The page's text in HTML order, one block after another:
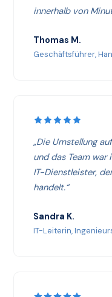
innerhalb von
Thomas M.
Geschäftsführer,
„Die Umstellung
und das Team war
IT-Dienstleister,
handelt.“
Sandra K.
IT-Leiterin,